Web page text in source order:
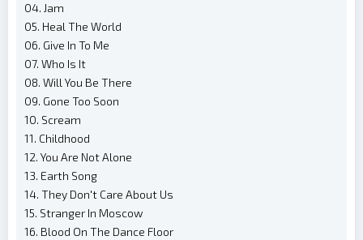
04. Jam
05. Heal The World
06. Give In To Me
07. Who Is It
08. Will You Be There
09. Gone Too Soon
10. Scream
11. Childhood
12. You Are Not Alone
13. Earth Song
14. They Don't Care About Us
15. Stranger In Moscow
16. Blood On The Dance Floor